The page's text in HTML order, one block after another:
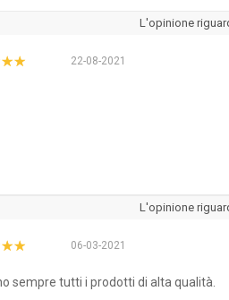
L'opinione
22-08-2021
L'opinione
06-03-2021
sempre tutti i prodotti di alta qualità.